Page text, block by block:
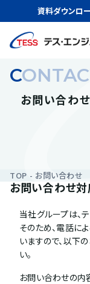
資料ダウンロ
お問い合わせ
TOP お問い合わせ
お問い合わせ対
当社グループは、
そのため、電話に
いますので、以下
い。
お問い合わせの内